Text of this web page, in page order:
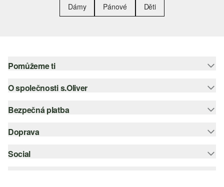
Dámy Pánové Děti
Pomůžeme ti
Nápověda – často kladené otázky
Nápověda k velikostem
O společnosti s.Oliver
Newsletter
s.Oliver Group
Bezpečná platba
Platební karta
PayPal
Doprava
Česká pošta
Social